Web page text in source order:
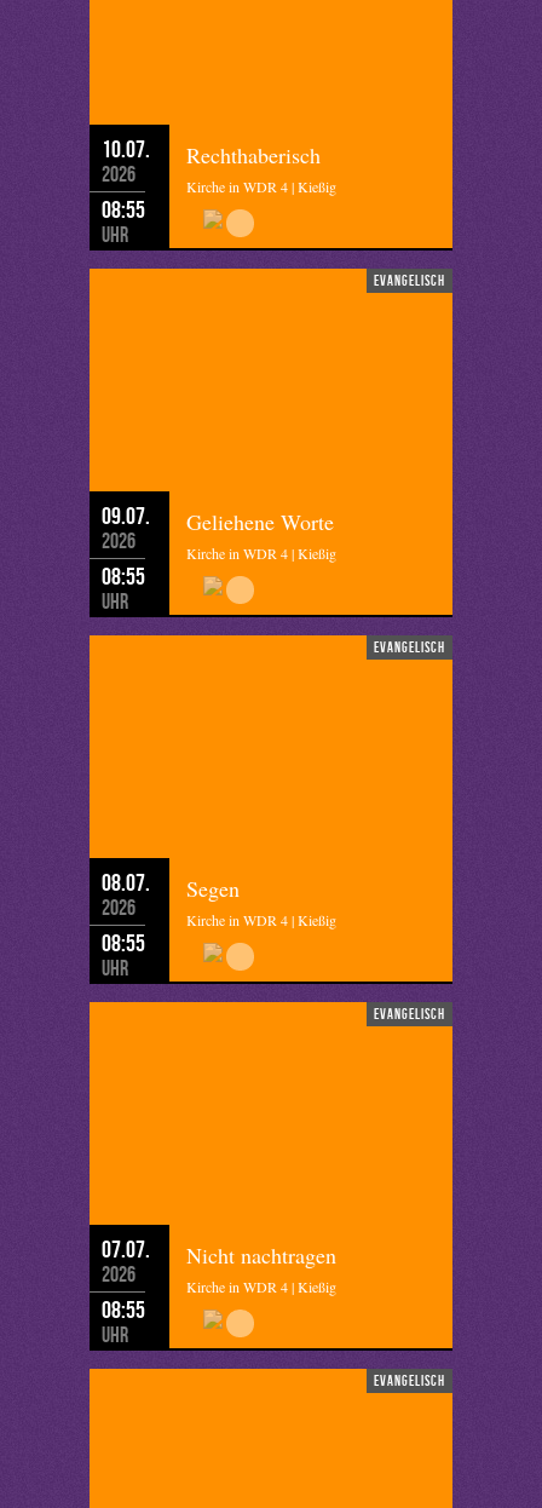
10.07.
2026
08:55
Uhr
Rechthaberisch
Kirche in WDR 4 | Kießig
evangelisch
09.07.
2026
08:55
Uhr
Geliehene Worte
Kirche in WDR 4 | Kießig
evangelisch
08.07.
2026
08:55
Uhr
Segen
Kirche in WDR 4 | Kießig
evangelisch
07.07.
2026
08:55
Uhr
Nicht nachtragen
Kirche in WDR 4 | Kießig
evangelisch